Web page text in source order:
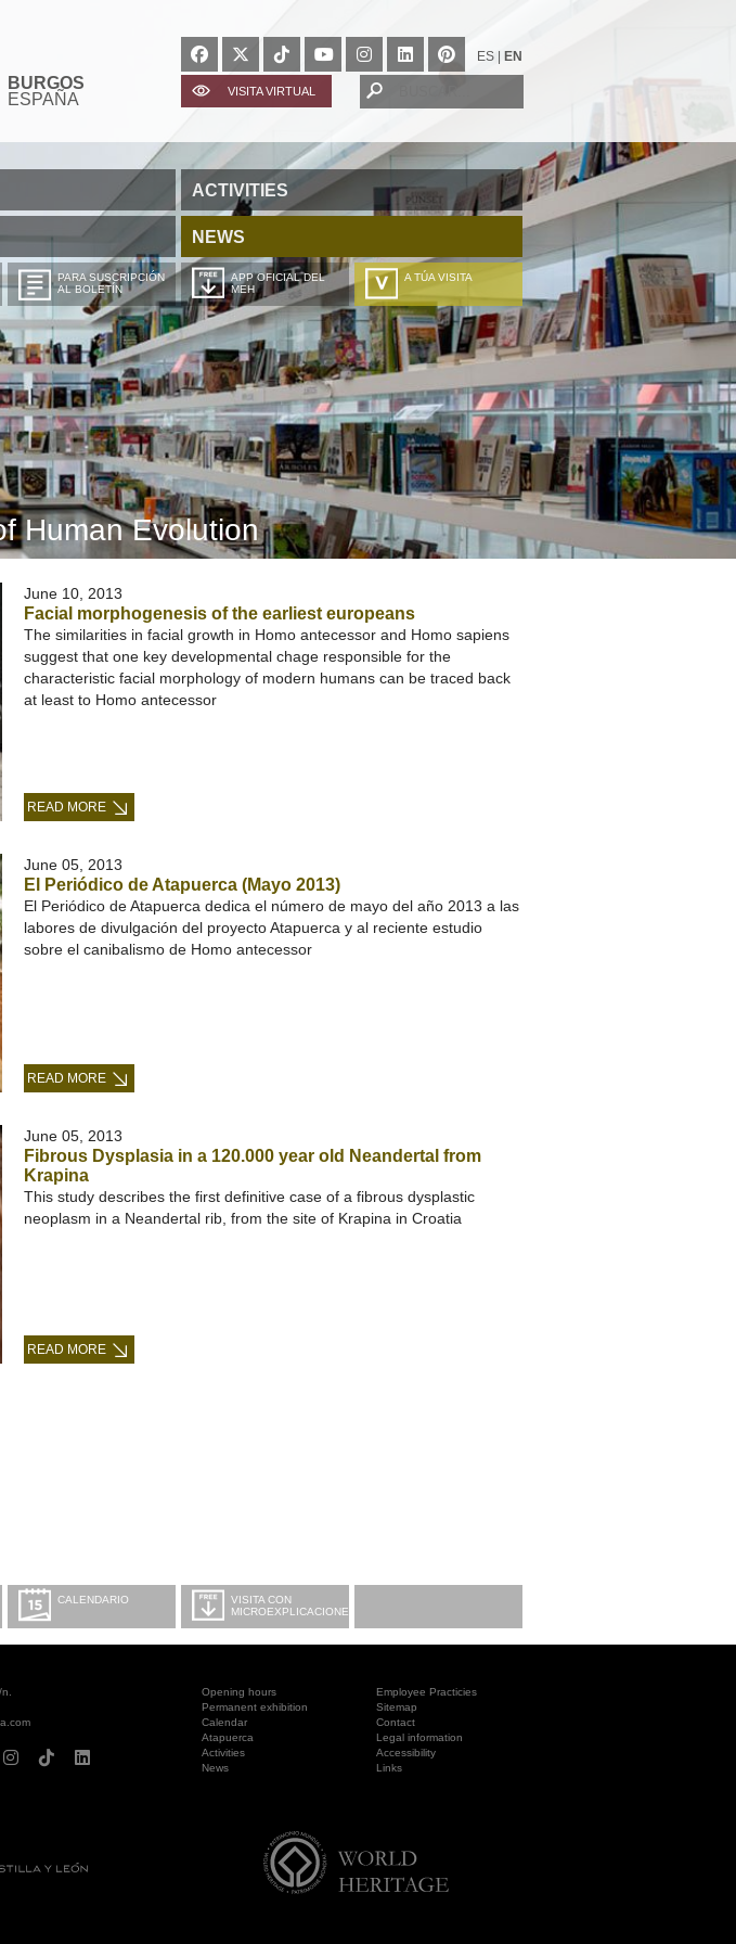
BURGOS
ESPAÑA
ES EN
VISITA VIRTUAL
ACTIVITIES
NEWS
PARA SUSCRIPCIÓN
AL BOLETÍN
APP OFICIAL DEL
MEH
A TÚA VISITA
ZURE BISITALDIA
VOTRE VISITE
DEIN BESUCH
LA VOSTRA VISITA
A SUA VISITA
您的訪問
Human Evolution
June 10, 2013
Facial morphogenesis of the earliest europeans
The similarities in facial growth in Homo antecessor and Homo sapiens
suggest that one key developmental chage responsible for the
characteristic facial morphology of modern humans can be traced back
at least to Homo antecessor
READ MORE
June 05, 2013
El Periódico de Atapuerca (Mayo 2013)
El Periódico de Atapuerca dedica el número de mayo del año 2013 a las
labores de divulgación del proyecto Atapuerca y al reciente estudio
sobre el canibalismo de Homo antecessor
READ MORE
June 05, 2013
Fibrous Dysplasia in a 120.000 year old Neandertal from
Krapina
This study describes the first definitive case of a fibrous dysplastic
neoplasm in a Neandertal rib, from the site of Krapina in Croatia
READ MORE
CALENDARIO
VISITA CON
MICROEXPLICACIONES
Opening hours
Employee Practicies
Permanent exhibition
Sitemap
Calendar
Contact
Atapuerca
Legal information
Activities
Accessibility
News
Links